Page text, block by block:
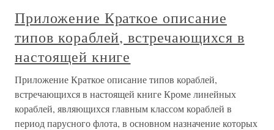
Приложение Краткое описание
типов кораблей, встречающихся в
настоящей книге
Приложение Краткое описание типов кораблей,
встречающихся в настоящей книге Кроме линейных
кораблей, являющихся главным классом кораблей в
период парусного флота, в основном назначение которых